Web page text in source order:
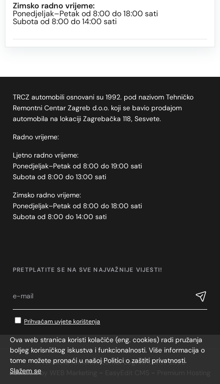
Zimsko radno vrijeme:
Ponedjeljak–Petak od 8:00 do 18:00 sati
Subota od 8:00 do 14:00 sati
TRCZ automobili osnovani su 1992. pod nazivom Tehničko
Remontni Centar Zagreb d.o.o. koji se bavio prodajom
automobila na lokaciji Zagrebačka 118, Sesvete.
Radno vrijeme:
Ljetno radno vrijeme:
Ponedjeljak–Petak od 8:00 do 19:00 sati
Subota od 8:00 do 13:00 sati
Zimsko radno vrijeme:
Ponedjeljak–Petak od 8:00 do 18:00 sati
Subota od 8:00 do 14:00 sati
PRETPLATITE SE NA SVE NAJVAŽNIJE VIJESTI!
Prihvaćam uvjete korištenja
© Tehničko remontni centar Zagreb d.o.o., 2026
Powered by WEB Marketing
Ova web stranica koristi kolačiće (eng. cookies) radi pružanja
boljeg korisničkog iskustva i funkcionalnosti. Više informacija o
tome možete pronaći u našoj Politici o zaštiti privatnosti.
Slažem se